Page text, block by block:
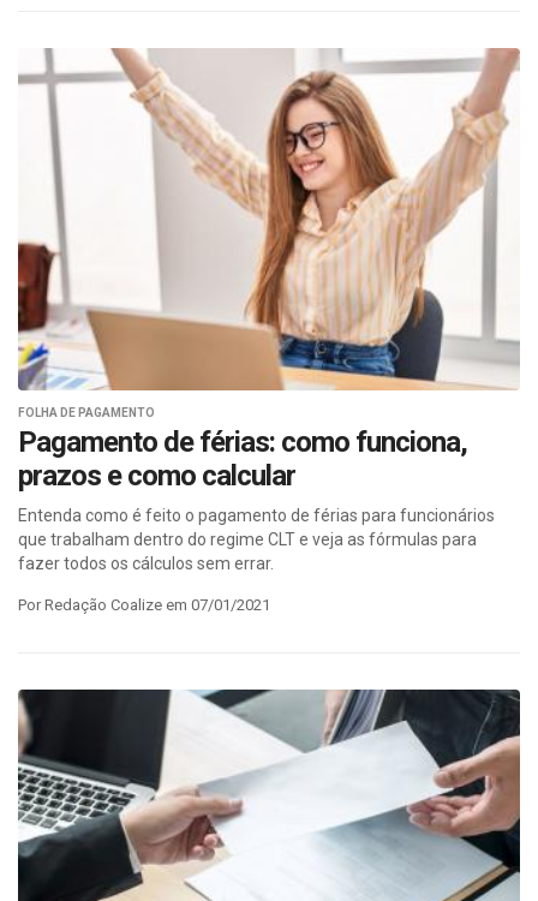
FOLHA DE PAGAMENTO
Pagamento de férias: como funciona,
prazos e como calcular
Entenda como é feito o pagamento de férias para funcionários
que trabalham dentro do regime CLT e veja as fórmulas para
fazer todos os cálculos sem errar.
Por Redação Coalize em 07/01/2021